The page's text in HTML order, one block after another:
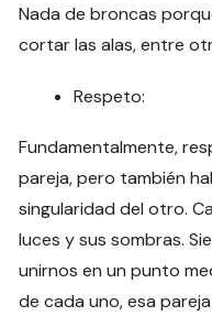
Nada de broncas
cortar las alas, entre
Respeto:
Fundamentalmente,
pareja, pero también
singularidad del otro.
luces y sus sombras.
unirnos en un punto
de cada uno, esa